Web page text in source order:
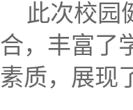
此次校园
合，丰富了
素质，展现